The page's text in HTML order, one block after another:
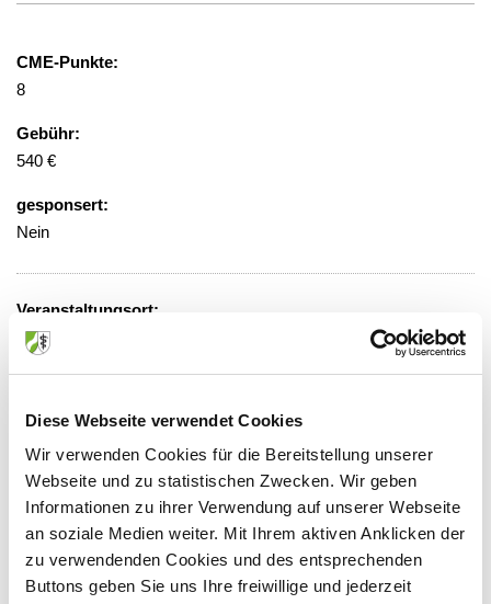
Diese Webseite verwendet Cookies
Wir verwenden Cookies für die Bereitstellung unserer
Webseite und zu statistischen Zwecken. Wir geben
Informationen zu ihrer Verwendung auf unserer Webseite
an soziale Medien weiter. Mit Ihrem aktiven Anklicken der
zu verwendenden Cookies und des entsprechenden
Buttons geben Sie uns Ihre freiwillige und jederzeit
CME-Punkte:
8
Gebühr:
540 €
gesponsert:
Nein
Veranstaltungsort:
Universitätsklinikum Bonn
Anbieter:
Ärztliche Akademie für medizinische Fort- und
Ansprechpartner: